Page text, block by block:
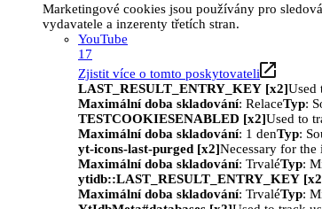
Marketingové cookies jsou používány pro
vydavatele a inzerenty třetích stran.
YouTube
17
Zjistit více o tomto poskytovateli
LAST_RESULT_ENTRY_KEY [x2]Used
Maximální doba skladování: RelaceTyp:
TESTCOOKIESENABLED [x2]Used to
Maximální doba skladování: 1 denTyp:
yt-icons-last-purged [x2]Necessary for
Maximální doba skladování: TrvaléTyp:
ytidb::LAST_RESULT_ENTRY_KEY
Maximální doba skladování: TrvaléTyp: